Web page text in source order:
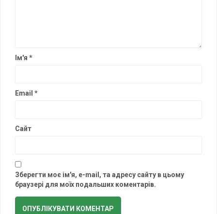
Ім'я *
Email *
Сайт
Зберегти моє ім'я, e-mail, та адресу сайту в цьому
браузері для моїх подальших коментарів.